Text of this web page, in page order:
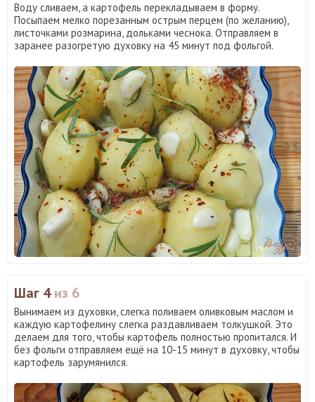
Воду сливаем, а картофель перекладываем в форму.
Посыпаем мелко порезанным острым перцем (по желанию),
листочками розмарина, дольками чеснока. Отправляем в
заранее разогретую духовку на 45 минут под фольгой.
Шаг 4из 6
Вынимаем из духовки, слегка поливаем оливковым маслом и
каждую картофелину слегка раздавливаем толкушкой. Это
делаем для того, чтобы картофель полностью пропитался. И
без фольги отправляем ещё на 10-15 минут в духовку, чтобы
картофель зарумянился.